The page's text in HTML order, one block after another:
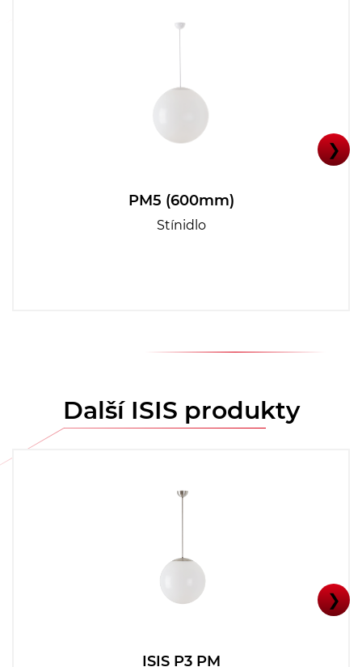
PM5 (600mm)
Stínidlo
❯
Další ISIS produkty
ISIS P3 PM
❯